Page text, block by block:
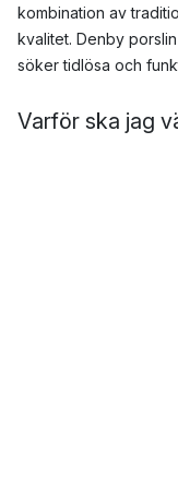
kombination av
kvalitet. Denby
söker tidlösa och
Varför ska jag